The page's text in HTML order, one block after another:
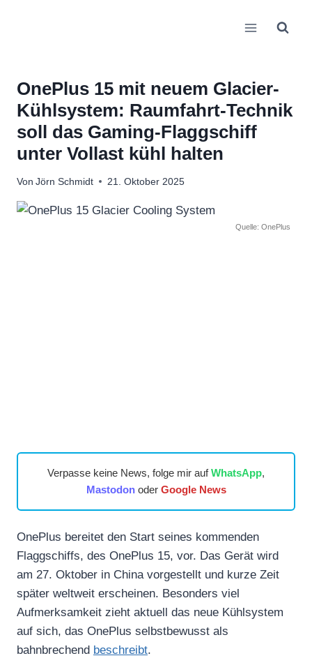
OnePlus 15 mit neuem Glacier-
Kühlsystem: Raumfahrt-Technik
soll das Gaming-Flaggschiff
unter Vollast kühl halten
Von Jörn Schmidt 21. Oktober 2025
Quelle: OnePlus
Verpasse keine News, folge mir aufWhatsApp,
Mastodonoder Google News
OnePlus bereitet den Start seines kommenden
Flaggschiffs, des OnePlus 15, vor. Das Gerät wird
am 27. Oktober in China vorgestellt und kurze Zeit
später weltweit erscheinen. Besonders viel
Aufmerksamkeit zieht aktuell das neue Kühlsystem
auf sich, das OnePlus selbstbewusst als
bahnbrechend beschreibt.